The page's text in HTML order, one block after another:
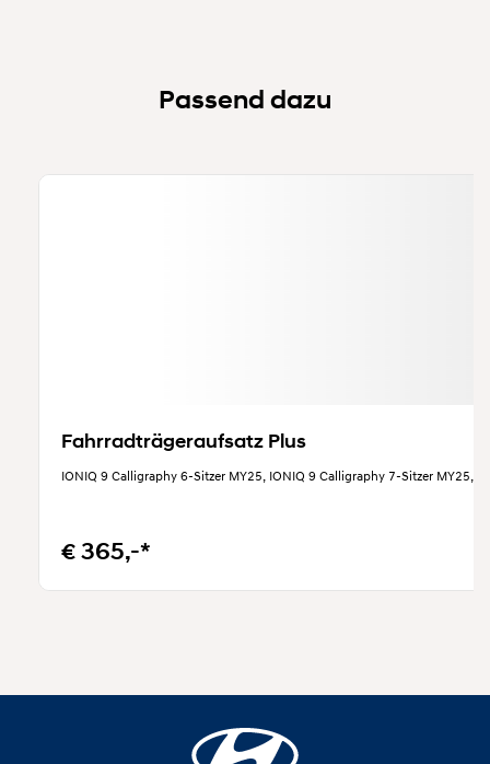
Passend dazu
Fahrradträgeraufsatz Plus
IONIQ 9 Calligraphy 6-Sitzer MY25, IONIQ 9 Calligraphy 7-Sitzer MY25,
€ 365,-*